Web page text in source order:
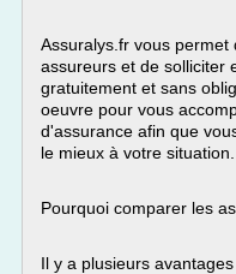
Assuralys.fr vous
assureurs et de solliciter
gratuitement et sans
oeuvre pour vous
d'assurance afin que
le mieux à votre situation.
Pourquoi comparer les
Il y a plusieurs